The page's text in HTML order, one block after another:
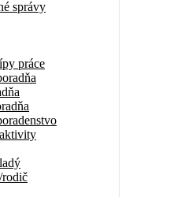
správy
práce
rodič